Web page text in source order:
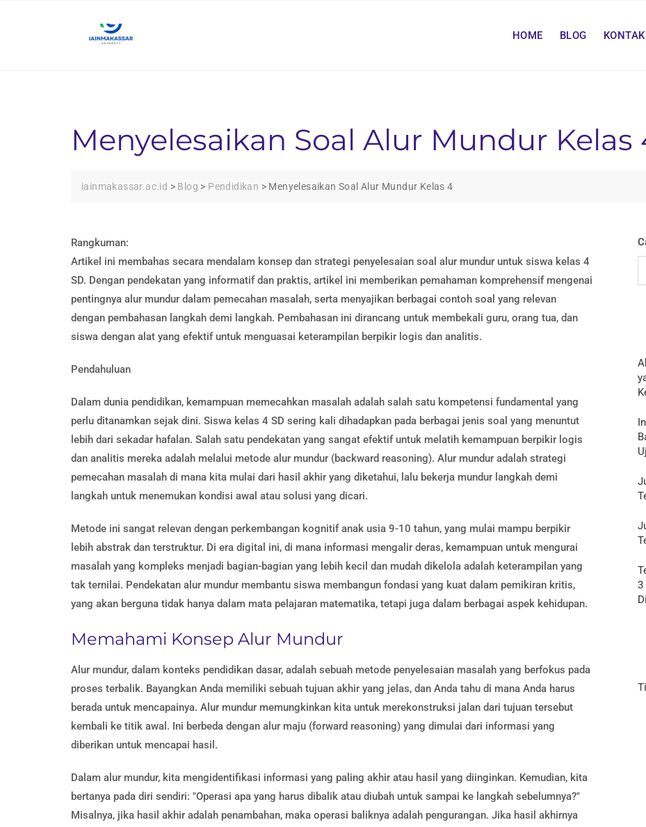
HOME BLOG KONTAK
Menyelesaikan Soal Alur Mundur Kelas
iainmakassar.ac.id > Blog > Pendidikan > Menyelesaikan Soal Alur Mundur Kelas 4
Rangkuman:
Artikel ini membahas secara mendalam konsep dan strategi penyelesaian soal alur mundur untuk siswa kelas 4
SD. Dengan pendekatan yang informatif dan praktis, artikel ini memberikan pemahaman komprehensif mengenai
pentingnya alur mundur dalam pemecahan masalah, serta menyajikan berbagai contoh soal yang relevan
dengan pembahasan langkah demi langkah. Pembahasan ini dirancang untuk membekali guru, orang tua, dan
siswa dengan alat yang efektif untuk menguasai keterampilan berpikir logis dan analitis.
Pendahuluan
Dalam dunia pendidikan, kemampuan memecahkan masalah adalah salah satu kompetensi fundamental yang
perlu ditanamkan sejak dini. Siswa kelas 4 SD sering kali dihadapkan pada berbagai jenis soal yang menuntut
lebih dari sekadar hafalan. Salah satu pendekatan yang sangat efektif untuk melatih kemampuan berpikir logis
dan analitis mereka adalah melalui metode alur mundur (backward reasoning). Alur mundur adalah strategi
pemecahan masalah di mana kita mulai dari hasil akhir yang diketahui, lalu bekerja mundur langkah demi
langkah untuk menemukan kondisi awal atau solusi yang dicari.
Metode ini sangat relevan dengan perkembangan kognitif anak usia 9-10 tahun, yang mulai mampu berpikir
lebih abstrak dan terstruktur. Di era digital ini, di mana informasi mengalir deras, kemampuan untuk mengurai
masalah yang kompleks menjadi bagian-bagian yang lebih kecil dan mudah dikelola adalah keterampilan yang
tak ternilai. Pendekatan alur mundur membantu siswa membangun fondasi yang kuat dalam pemikiran kritis,
yang akan berguna tidak hanya dalam mata pelajaran matematika, tetapi juga dalam berbagai aspek kehidupan.
Memahami Konsep Alur Mundur
Alur mundur, dalam konteks pendidikan dasar, adalah sebuah metode penyelesaian masalah yang berfokus pada
proses terbalik. Bayangkan Anda memiliki sebuah tujuan akhir yang jelas, dan Anda tahu di mana Anda harus
berada untuk mencapainya. Alur mundur memungkinkan kita untuk merekonstruksi jalan dari tujuan tersebut
kembali ke titik awal. Ini berbeda dengan alur maju (forward reasoning) yang dimulai dari informasi yang
diberikan untuk mencapai hasil.
Dalam alur mundur, kita mengidentifikasi informasi yang paling akhir atau hasil yang diinginkan. Kemudian, kita
bertanya pada diri sendiri: "Operasi apa yang harus dibalik atau diubah untuk sampai ke langkah sebelumnya?"
Misalnya, jika hasil akhir adalah penambahan, maka operasi baliknya adalah pengurangan. Jika hasil akhirnya
3